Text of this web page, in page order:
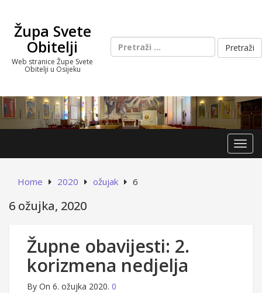
contentŽupa Svete
Obitelji
Web stranice Župe Svete
Obitelji u Osijeku
Pretraži:
Home 2020 ožujak 6
6 ožujka, 2020
Župne obavijesti: 2.
korizmena nedjelja
By On 6. ožujka 2020. 0